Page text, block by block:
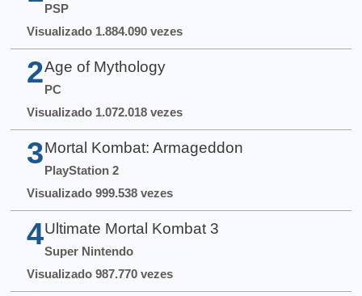
PSP
Visualizado 1.884.090 vezes
2 Age of Mythology
PC
Visualizado 1.072.018 vezes
3 Mortal Kombat: Armageddon
PlayStation 2
Visualizado 999.538 vezes
4 Ultimate Mortal Kombat 3
Super Nintendo
Visualizado 987.770 vezes